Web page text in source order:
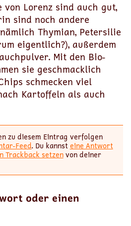
von Lorenz sind auch gut,
sind noch andere
Thymian, Petersilie
eigentlich?), außerdem
Mit den Bio-
sie geschmacklich
schmecken viel
Kartoffeln als auch
zu diesem Eintrag verfolgen
Feed. Du kannsteine Antwort
Trackback setzenvon deiner
oder einen